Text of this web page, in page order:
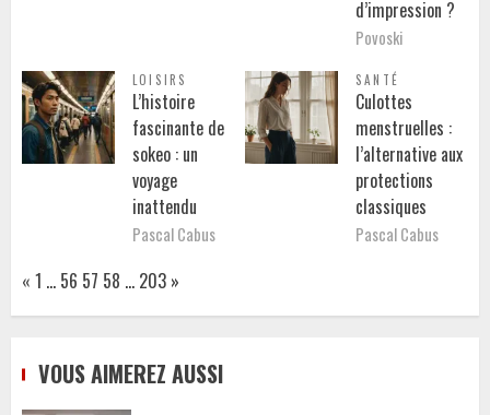
d’impression ?
Povoski
LOISIRS
L’histoire
fascinante de
sokeo : un
voyage
inattendu
Pascal Cabus
SANTÉ
Culottes
menstruelles :
l’alternative aux
protections
classiques
Pascal Cabus
Page:
Previous
« 1 … 56 57 58 … 203 Next
»
VOUS AIMEREZ AUSSI